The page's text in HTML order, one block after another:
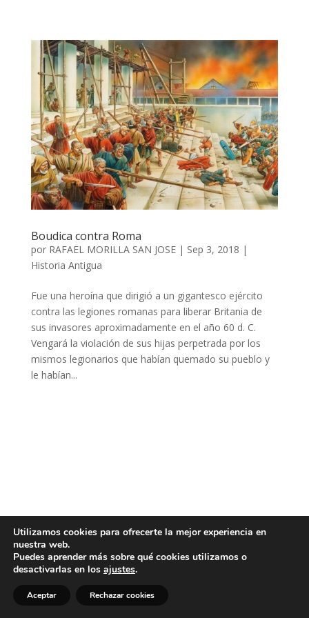
Boudica contra Roma
por RAFAEL MORILLA SAN JOSE| Sep 3, 2018 |
Historia Antigua
Fue una heroína que dirigió a un gigantesco ejército
contra las legiones romanas para liberar Britania de
sus invasores aproximadamente en el año 60 d. C.
Vengará la violación de sus hijas perpetrada por los
mismos legionarios que habían quemado su pueblo y
le habían...
Utilizamos cookies para ofrecerte la mejor experiencia en
nuestra web.
Puedes aprender más sobre qué cookies utilizamos o
desactivarlas en los ajustes.
Aceptar Rechazar cookies